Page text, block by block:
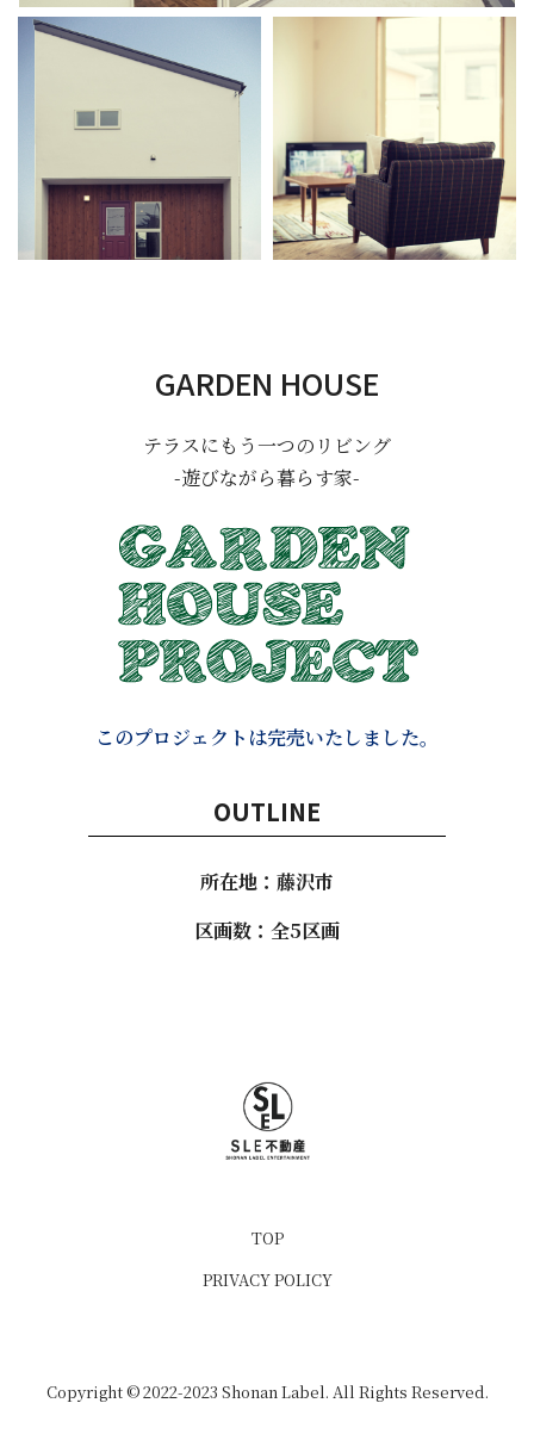
GARDEN HOUSE
テラスにもう一つのリビング
-遊びながら暮らす家-
このプロジェクトは完売いたしました。
OUTLINE
所在地：藤沢市
区画数：全5区画
TOP
PRIVACY POLICY
Copyright © 2022-2023 Shonan Label. All Rights Reserved.